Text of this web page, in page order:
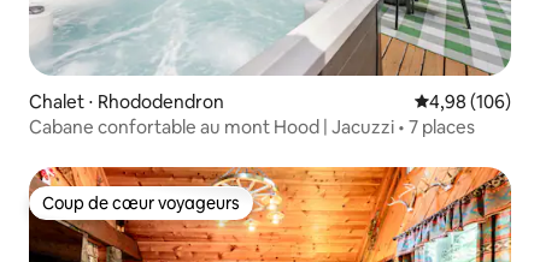
Chalet ⋅ Rhododendron Évaluation
4,98 (106)
Cabane confortable au mont Hood | Jacuzzi • 7 places
Coup de cœur voyageurs
Coup de cœur voyageurs